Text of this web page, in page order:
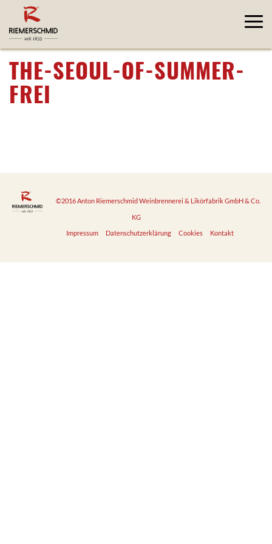
THE-SEOUL-OF-SUMMER-
FREI
©2016 Anton Riemerschmid Weinbrennerei & Likörfabrik GmbH & Co.
KG
Impressum
Datenschutzerklärung Cookies Kontakt